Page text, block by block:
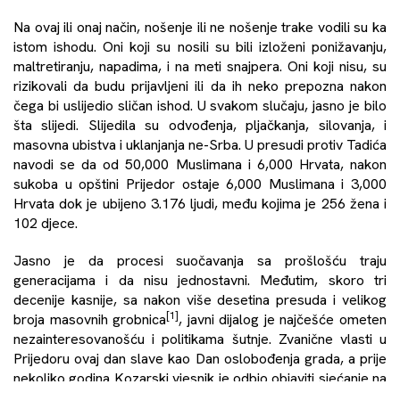
Na ovaj ili onaj način, nošenje ili ne nošenje trake vodili su ka
istom ishodu. Oni koji su nosili su bili izloženi ponižavanju,
maltretiranju, napadima, i na meti snajpera. Oni koji nisu, su
rizikovali da budu prijavljeni ili da ih neko prepozna nakon
čega bi uslijedio sličan ishod. U svakom slučaju, jasno je bilo
šta slijedi. Slijedila su odvođenja, pljačkanja, silovanja, i
masovna ubistva i uklanjanja ne-Srba. U presudi protiv Tadića
navodi se da od 50,000 Muslimana i 6,000 Hrvata, nakon
sukoba u opštini Prijedor ostaje 6,000 Muslimana i 3,000
Hrvata dok je ubijeno 3.176 ljudi, među kojima je 256 žena i
102 djece.
Jasno je da procesi suočavanja sa prošlošću traju
generacijama i da nisu jednostavni. Međutim, skoro tri
decenije kasnije, sa nakon više desetina presuda i velikog
broja masovnih grobnica[1], javni dijalog je najčešće ometen
nezainteresovanošću i politikama šutnje. Zvanične vlasti u
Prijedoru ovaj dan slave kao Dan oslobođenja grada, a prije
nekoliko godina Kozarski vjesnik je odbio objaviti sjećanje na